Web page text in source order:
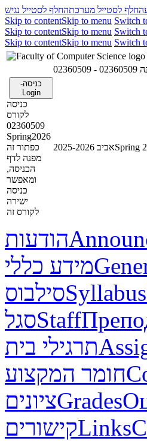
החלף לסטייל מערכתהחלף לסטייל נגיש
Skip to contentSkip to menu Switch
Skip to contentSkip to menu Switch
Skip to contentSkip to menu Switch
כניסה-
Login
כניסה
לקורס
02360509
Spring2026
כפתור זה
מפנה לדף
הכניסה,
ומאפשר
כניסה
ישירה
לקורס זה
אביב 2025-2026Spring
הודעות
מידע כללי
סילבוסSyllabus
סגלStaff
תרגילי בית
חומר המקצוע
ציוניםGrades
קישוריםLinks